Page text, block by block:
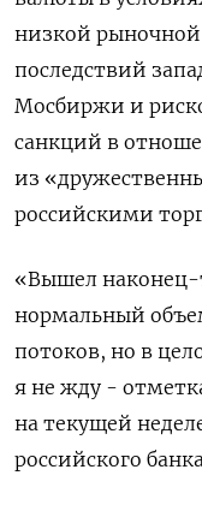
низкой рыночной
последствий
Мосбиржи и
санкций в
из
российскими
«Вышел наконец-
нормальный
потоков, но в
я не жду -
на текущей
российского